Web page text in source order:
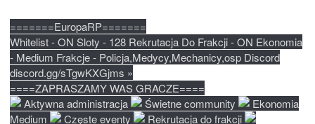
=======EuropaRP=======
Whitelist - ON Sloty - 128 Rekrutacja Do Frakcji - ON Ekonomia
- Medium Frakcje - Policja,Medycy,Mechanicy,osp Discord
discord.gg/sTgwKXGjms »
====ZAPRASZAMY WAS GRACZE====
Aktywna administracja
Świetne community
Ekonomia
Medium
Częste eventy
Rekrutacja do frakcji